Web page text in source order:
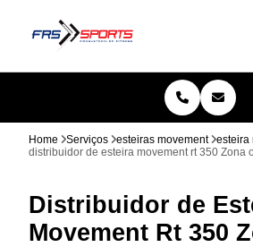
Home Serviços esteiras movement
esteira
distribuidor de esteira movement rt 350 Zona
Distribuidor de
Movement Rt 350